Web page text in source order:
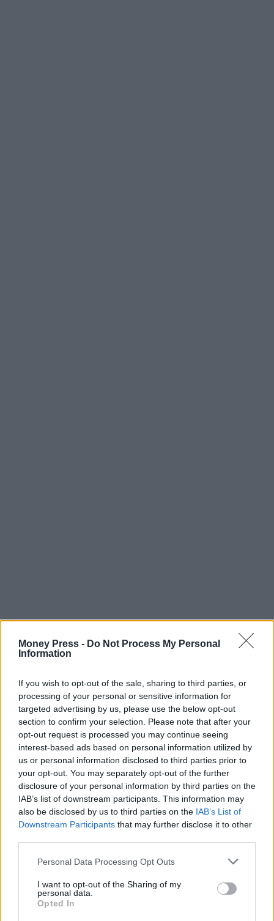
Money Press - Do Not Process My Personal
Information
If you wish to opt-out of the sale, sharing to third parties, or
processing of your personal or sensitive information for
targeted advertising by us, please use the below opt-out
section to confirm your selection. Please note that after your
opt-out request is processed you may continue seeing
interest-based ads based on personal information utilized by
us or personal information disclosed to third parties prior to
your opt-out. You may separately opt-out of the further
disclosure of your personal information by third parties on the
IAB’s list of downstream participants. This information may
also be disclosed by us to third parties on the IAB’s List of
Downstream Participants that may further disclose it to other
Personal Data Processing Opt Outs
I want to opt-out of the Sharing of my
personal data.
Opted In